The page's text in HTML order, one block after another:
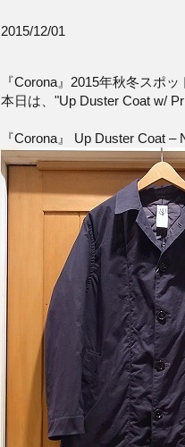
2015/12/01
『Corona』2015年秋冬スポ
本日は、"Up Duster Coat w/
『Corona』 Up Duster Coat